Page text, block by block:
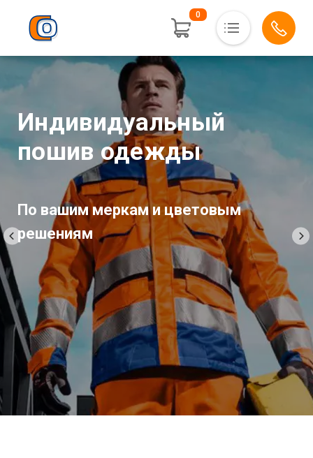
Основная навигация
Полезная информация
Услуги
Доставка и оплата
Контакты
0
Индивидуальный
пошив одежды
По вашим меркам и цветовым
решениям